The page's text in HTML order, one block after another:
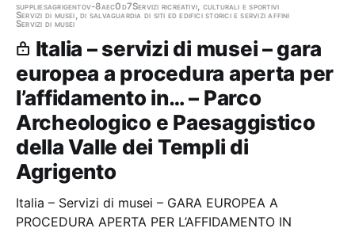
suppliesagrigentov-8aec0d7Servizi ricreativi, culturali e sportivi
Servizi di musei, di salvaguardia di siti ed edifici storici e servizi affini
Servizi di musei
Italia – servizi di musei – gara
europea a procedura aperta per
l’affidamento in… – Parco
Archeologico e Paesaggistico
della Valle dei Templi di
Agrigento
Italia – Servizi di musei – GARA EUROPEA A
PROCEDURA APERTA PER L’AFFIDAMENTO IN